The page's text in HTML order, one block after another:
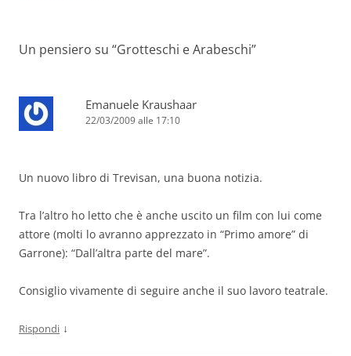
Un pensiero su “Grotteschi e Arabeschi”
Emanuele Kraushaar
22/03/2009 alle 17:10
Un nuovo libro di Trevisan, una buona notizia.
Tra l’altro ho letto che è anche uscito un film con lui come
attore (molti lo avranno apprezzato in “Primo amore” di
Garrone): “Dall’altra parte del mare”.
Consiglio vivamente di seguire anche il suo lavoro teatrale.
Rispondi ↓